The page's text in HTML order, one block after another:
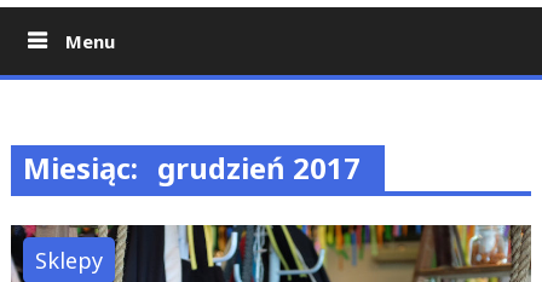
Menu
Miesiąc: grudzień 2017
Sklepy